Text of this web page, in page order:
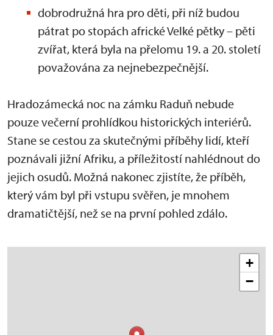
dobrodružná hra pro děti, při níž budou
pátrat po stopách africké Velké pětky – pěti
zvířat, která byla na přelomu 19. a 20. století
považována za nejnebezpečnější.
Hradozámecká noc na zámku Raduň nebude
pouze večerní prohlídkou historických interiérů.
Stane se cestou za skutečnými příběhy lidí, kteří
poznávali jižní Afriku, a příležitostí nahlédnout do
jejich osudů. Možná nakonec zjistíte, že příběh,
který vám byl při vstupu svěřen, je mnohem
dramatičtější, než se na první pohled zdálo.
+
−